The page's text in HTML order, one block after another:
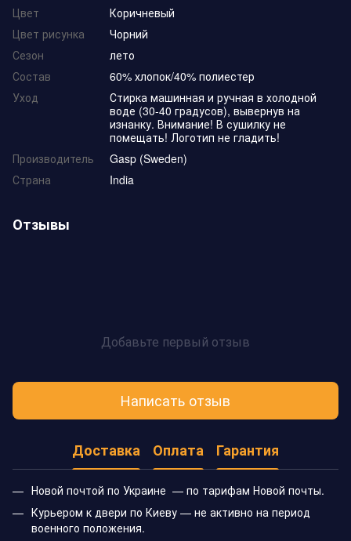
Цвет
Коричневый
Цвет рисунка
Чорний
Сезон
лето
Состав
60% хлопок/40% полиестер
Уход
Стирка машинная и ручная в холодной
воде (30-40 градусов), вывернув на
изнанку. Внимание! В сушилку не
помещать! Логотип не гладить!
Производитель
Gasp (Sweden)
Страна
India
Отзывы
Добавьте первый отзыв
Написать отзыв
Доставка Оплата Гарантия
Новой почтой по Украине — по тарифам Новой почты.
Курьером к двери по Киеву — не активно на период
военного положения.